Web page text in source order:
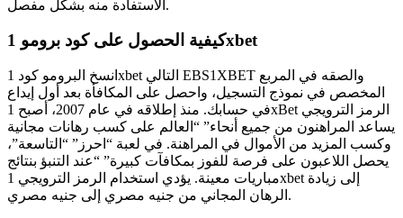
الاستفادة منه بشكل مفصل.
كيفية الحصول على كود برومو 1xbet
انسخ البرومو كود 1xbet التالي EBS1XBET والصقه في المربع
المخصص في نموذج التسجيل، واحصل على المكافأة بعد أول إيداع
في حسابك. منذ إطلاقه في عام 2007، أصبح 1xBet الرمز الترويجي
يساعد المراهنون من جميع أنحاء” “العالم على كسب رهانات مجانية
وكسب المزيد من الأموال في المراهنة. في لعبة “احرز” “التاسعة”،
يحصل اللاعبون على فرصة للفوز بمكافآت كبيرة” “عند التنبؤ بنتائج
مباريات معينة. يؤدي استخدام الرمز الترويجي 1xbet إلى زيادة
الرهان المجاني من جنيه مصري إلى جنيه مصري.